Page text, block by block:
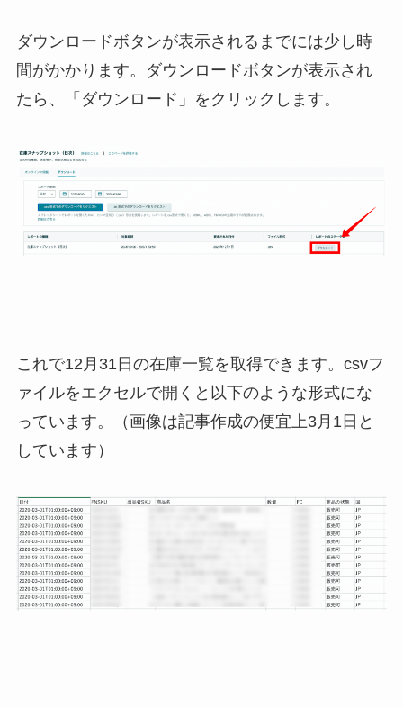
ダウンロードボタンが表示されるまでには少し時
間がかかります。ダウンロードボタンが表示され
たら、「ダウンロード」をクリックします。
これで12月31日の在庫一覧を取得できます。csvフ
ァイルをエクセルで開くと以下のような形式にな
っています。（画像は記事作成の便宜上3月1日と
しています）